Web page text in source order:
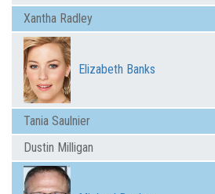
Xantha Radley
Elizabeth Banks
Tania Saulnier
Dustin Milligan